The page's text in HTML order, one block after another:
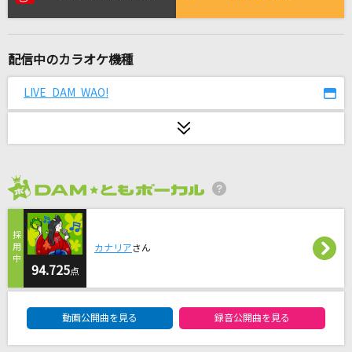
GACKT(Gackt)
僕らの音
山本リンダ
Always
西野カナ
配信中のカラオケ機種
LIVE DAM WAO!
94.725点
カナリアさん
動画公開曲を見る 録音公開曲を見る